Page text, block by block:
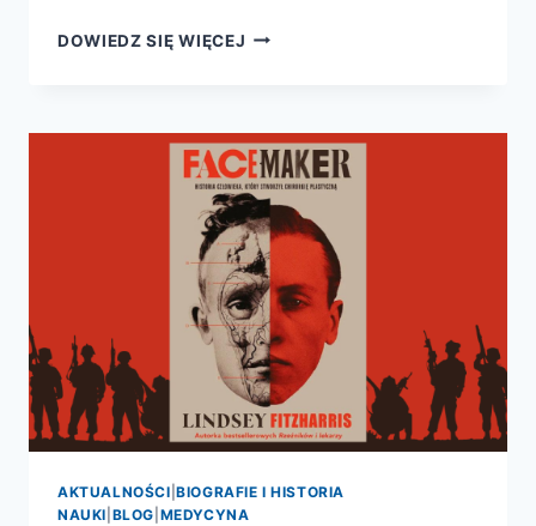
DOWIEDZ SIĘ WIĘCEJ STULECIE
KONFLIKTÓW
I
ZIMNYCH
WOJEN,
KTÓRE
UKSZTAŁTOWAŁY
WSPÓŁCZESNY
ŚWIAT
AKTUALNOŚCI |BIOGRAFIE I HISTORIA
NAUKI BLOG MEDYCYNA